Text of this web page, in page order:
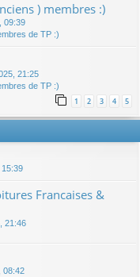
) membres :)
09:39
de TP :)
21:25
de TP :)
1 2 3 4 5
Francaises &
21:46
08:42